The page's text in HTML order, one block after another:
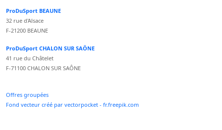
ProDuSport BEAUNE
32 rue d'Alsace
F-21200 BEAUNE
ProDuSport CHALON SUR SAÔNE
41 rue du Châtelet
F-71100 CHALON SUR SAÔNE
Offres groupées
Fond vecteur créé par vectorpocket - fr.freepik.com